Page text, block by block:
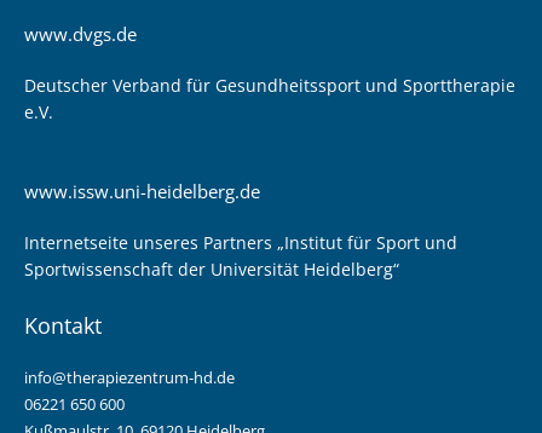
www.dvgs.de
Deutscher Verband für Gesundheitssport und Sporttherapie
e.V.
www.issw.uni-heidelberg.de
Internetseite unseres Partners „Institut für Sport und
Sportwissenschaft der Universität Heidelberg“
Kontakt
info@therapiezentrum-hd.de
06221 650 600